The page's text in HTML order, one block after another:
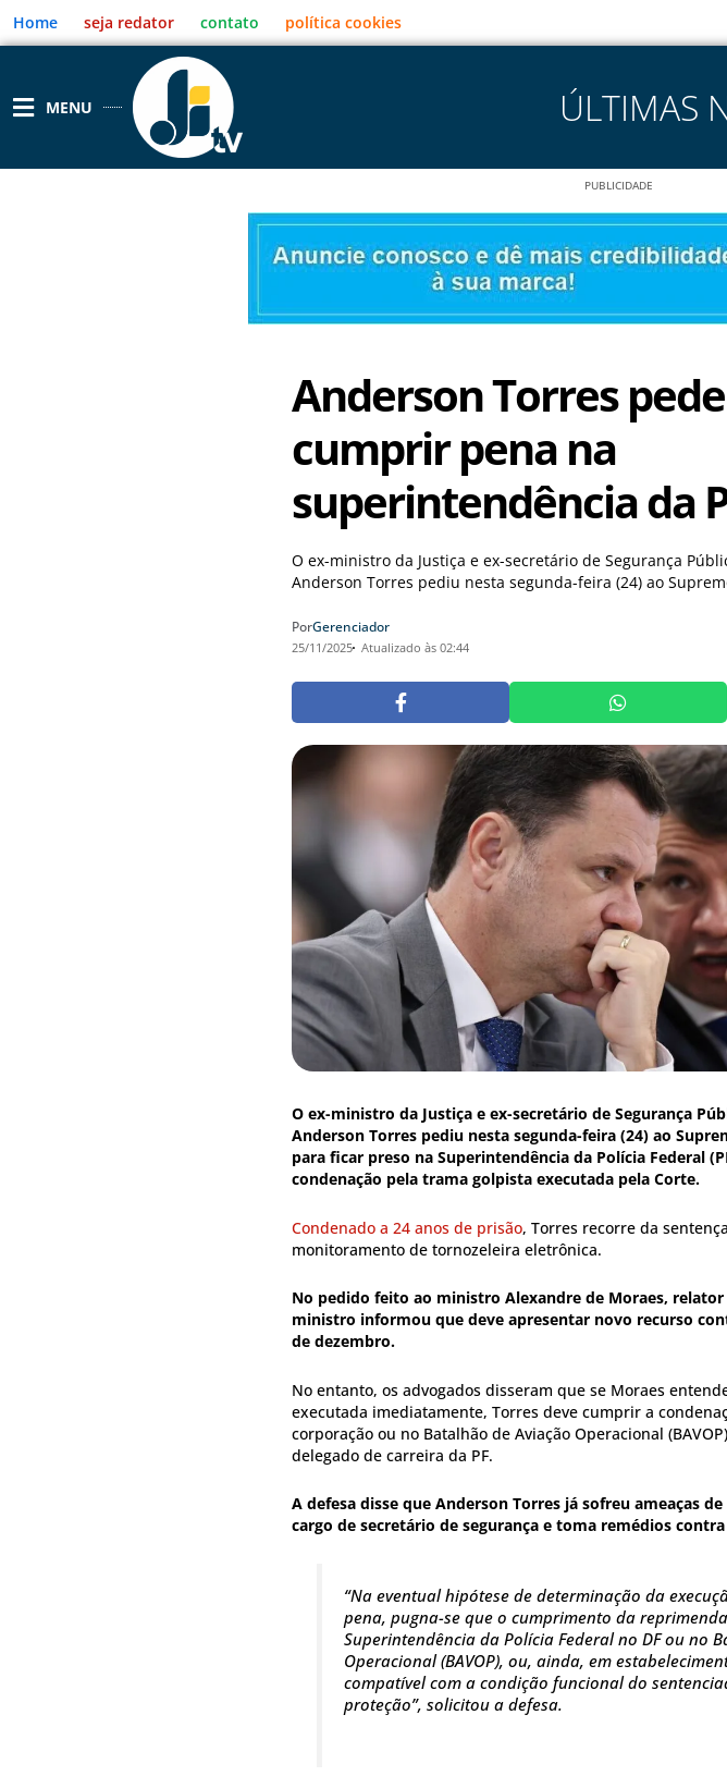
para
o
Home seja redator contato política cookies
MENU ÚLTIMAS
PUBLICIDADE
Anderson Torres
cumprir pena na
superintendência da
O ex-ministro da Justiça e ex-secretário de Segurança
Anderson Torres pediu nesta segunda-feira (24) ao
PorGerenciador
25/11/2025 Atualizado às 02:44
O ex-ministro da Justiça e ex-secretário de Segurança
Anderson Torres pediu nesta segunda-feira (24) ao
para ficar preso na Superintendência da Polícia Federal
condenação pela trama golpista executada pela Corte.
Condenado a 24 anos de prisão, Torres recorre da
monitoramento de tornozeleira eletrônica.
No pedido feito ao ministro Alexandre de Moraes, relator
ministro informou que deve apresentar novo recurso
de dezembro.
No entanto, os advogados disseram que se Moraes
executada imediatamente, Torres deve cumprir a
corporação ou no Batalhão de Aviação Operacional
delegado de carreira da PF.
A defesa disse que Anderson Torres já sofreu ameaças
cargo de secretário de segurança e toma remédios
“Na eventual hipótese de determinação da
pena, pugna-se que o cumprimento da
Superintendência da Polícia Federal no DF ou no
Operacional (BAVOP), ou, ainda, em
compatível com a condição funcional do
proteção”, solicitou a defesa.